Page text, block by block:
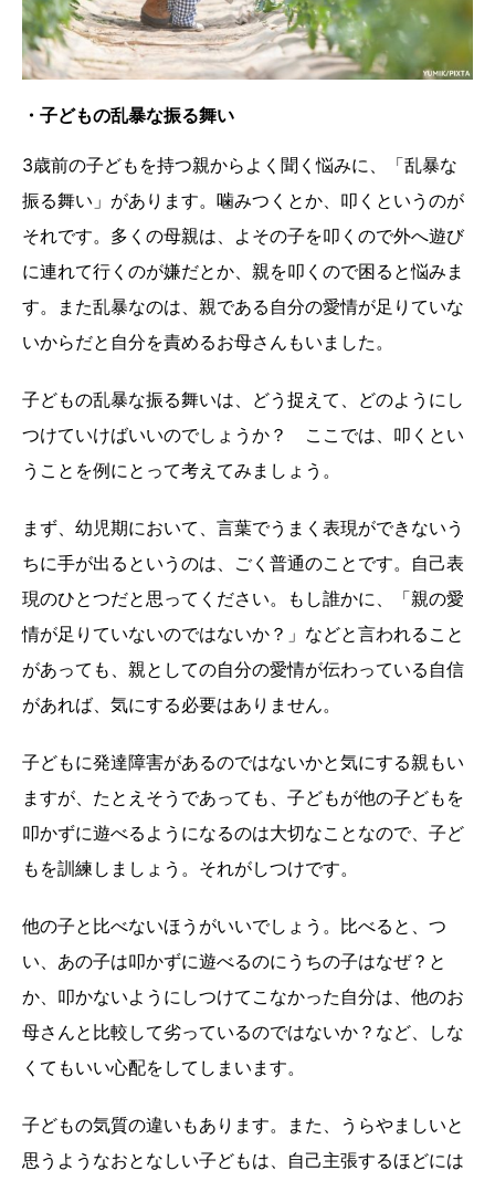
・子どもの乱暴な振る舞い
3歳前の子どもを持つ親からよく聞く悩みに、「乱暴な
振る舞い」があります。噛みつくとか、叩くというのが
それです。多くの母親は、よその子を叩くので外へ遊び
に連れて行くのが嫌だとか、親を叩くので困ると悩みま
す。また乱暴なのは、親である自分の愛情が足りていな
いからだと自分を責めるお母さんもいました。
子どもの乱暴な振る舞いは、どう捉えて、どのようにし
つけていけばいいのでしょうか？ ここでは、叩くとい
うことを例にとって考えてみましょう。
まず、幼児期において、言葉でうまく表現ができないう
ちに手が出るというのは、ごく普通のことです。自己表
現のひとつだと思ってください。もし誰かに、「親の愛
情が足りていないのではないか？」などと言われること
があっても、親としての自分の愛情が伝わっている自信
があれば、気にする必要はありません。
子どもに発達障害があるのではないかと気にする親もい
ますが、たとえそうであっても、子どもが他の子どもを
叩かずに遊べるようになるのは大切なことなので、子ど
もを訓練しましょう。それがしつけです。
他の子と比べないほうがいいでしょう。比べると、つ
い、あの子は叩かずに遊べるのにうちの子はなぜ？と
か、叩かないようにしつけてこなかった自分は、他のお
母さんと比較して劣っているのではないか？など、しな
くてもいい心配をしてしまいます。
子どもの気質の違いもあります。また、うらやましいと
思うようなおとなしい子どもは、自己主張するほどには